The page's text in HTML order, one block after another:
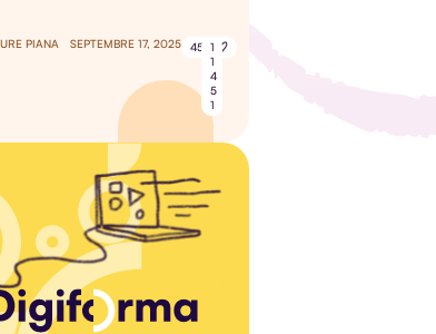
PIANA SEPTEMBRE 17, 2025 45 1
1
4
5
1